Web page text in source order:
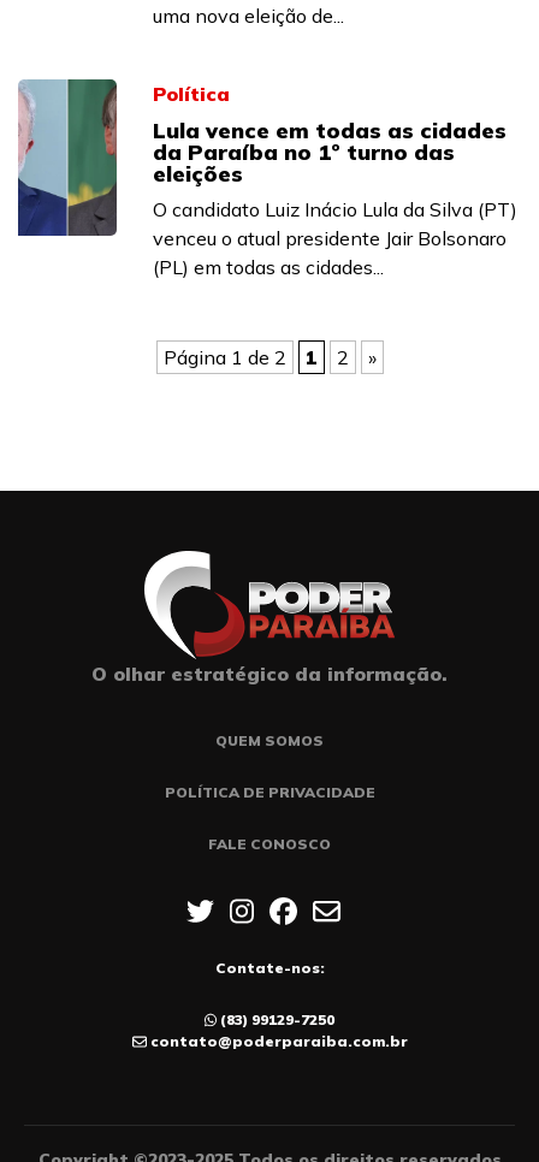
uma nova eleição de...
Política
Lula vence em todas as cidades
da Paraíba no 1º turno das
eleições
O candidato Luiz Inácio Lula da Silva (PT)
venceu o atual presidente Jair Bolsonaro
(PL) em todas as cidades...
Página 1 de 2 1 2 »
O olhar estratégico da informação.
QUEM SOMOS
POLÍTICA DE PRIVACIDADE
FALE CONOSCO
Contate-nos:
(83) 99129-7250
contato@poderparaiba.com.br